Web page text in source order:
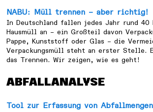
NABU: Müll trennen – aber richtig!
In Deutschland fallen jedes Jahr rund 40
Hausmüll an – ein Großteil davon
Pappe, Kunststoff oder Glas – die
Verpackungsmüll steht an erster Stelle.
das Trennen. Wir zeigen, wie es geht!
ABFALLANALYSE
Tool zur Erfassung von